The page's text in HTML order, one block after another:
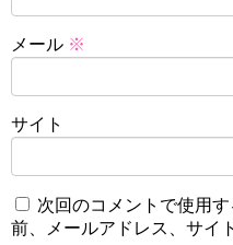
メール ※
サイト
次回のコメントで使用
前、メールアドレス、サイ